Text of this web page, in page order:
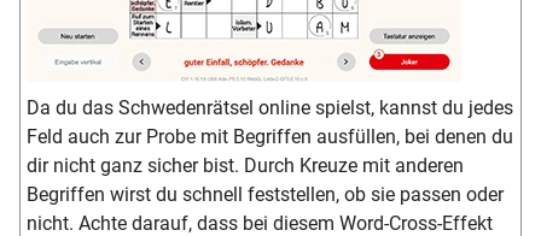
Da du das Schwedenrätsel online spielst, kannst du jedes
Feld auch zur Probe mit Begriffen ausfüllen, bei denen du
dir nicht ganz sicher bist. Durch Kreuze mit anderen
Begriffen wirst du schnell feststellen, ob sie passen oder
nicht. Achte darauf, dass bei diesem Word-Cross-Effekt